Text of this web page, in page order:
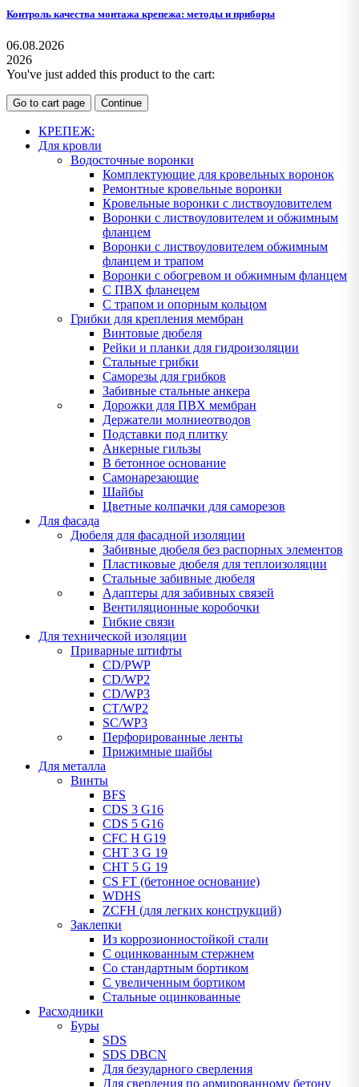
Контроль качества монтажа крепежа: методы и приборы
06.08.2026
2026
You've just added this product to the cart:
Go to cart page Continue
КРЕПЕЖ:
Для кровли
Водосточные воронки
Комплектующие для кровельных воронок
Ремонтные кровельные воронки
Кровельные воронки с листвоуловителем
Воронки с листвоуловителем и обжимным
фланцем
Воронки с листвоуловителем обжимным
фланцем и трапом
Воронки с обогревом и обжимным фланцем
С ПВХ фланецем
С трапом и опорным кольцом
Грибки для крепления мембран
Винтовые дюбеля
Рейки и планки для гидроизоляции
Стальные грибки
Саморезы для грибков
Забивные стальные анкера
Дорожки для ПВХ мембран
Держатели молниеотводов
Подставки под плитку
Анкерные гильзы
В бетонное основание
Самонарезающие
Шайбы
Цветные колпачки для саморезов
Для фасада
Дюбеля для фасадной изоляции
Забивные дюбеля без распорных элементов
Пластиковые дюбеля для теплоизоляции
Стальные забивные дюбеля
Адаптеры для забивных связей
Вентиляционные коробочки
Гибкие связи
Для технической изоляции
Приварные штифты
CD/PWP
CD/WP2
CD/WP3
CT/WP2
SC/WP3
Перфорированные ленты
Прижимные шайбы
Для металла
Винты
BFS
CDS 3 G16
CDS 5 G16
CFC H G19
CHT 3 G 19
CHT 5 G 19
CS FT (бетонное основание)
WDHS
ZCFH (для легких конструкций)
Заклепки
Из коррозионностойкой стали
С оцинкованным стержнем
Со стандартным бортиком
С увеличенным бортиком
Стальные оцинкованные
Расходники
Буры
SDS
SDS DBCN
Для безударного сверления
Для сверления по армированному бетону